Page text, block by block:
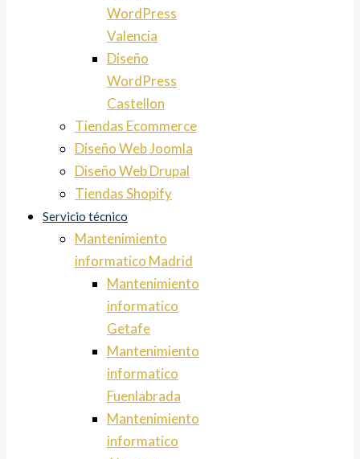
WordPress
Valencia
Diseño
WordPress
Castellon
Tiendas Ecommerce
Diseño Web Joomla
Diseño Web Drupal
Tiendas Shopify
Servicio técnico
Mantenimiento
informatico Madrid
Mantenimiento
informatico
Getafe
Mantenimiento
informatico
Fuenlabrada
Mantenimiento
informatico